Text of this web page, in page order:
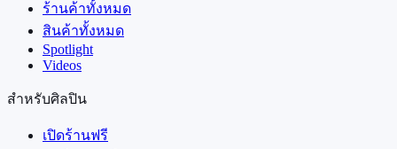
ร้านค้าทั้งหมด
สินค้าทั้งหมด
Spotlight
Videos
สำหรับศิลปิน
เปิดร้านฟรี